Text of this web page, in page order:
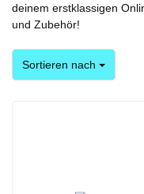
deinem erstklassigen
und Zubehör!
Sortieren nach
Sortieren nach